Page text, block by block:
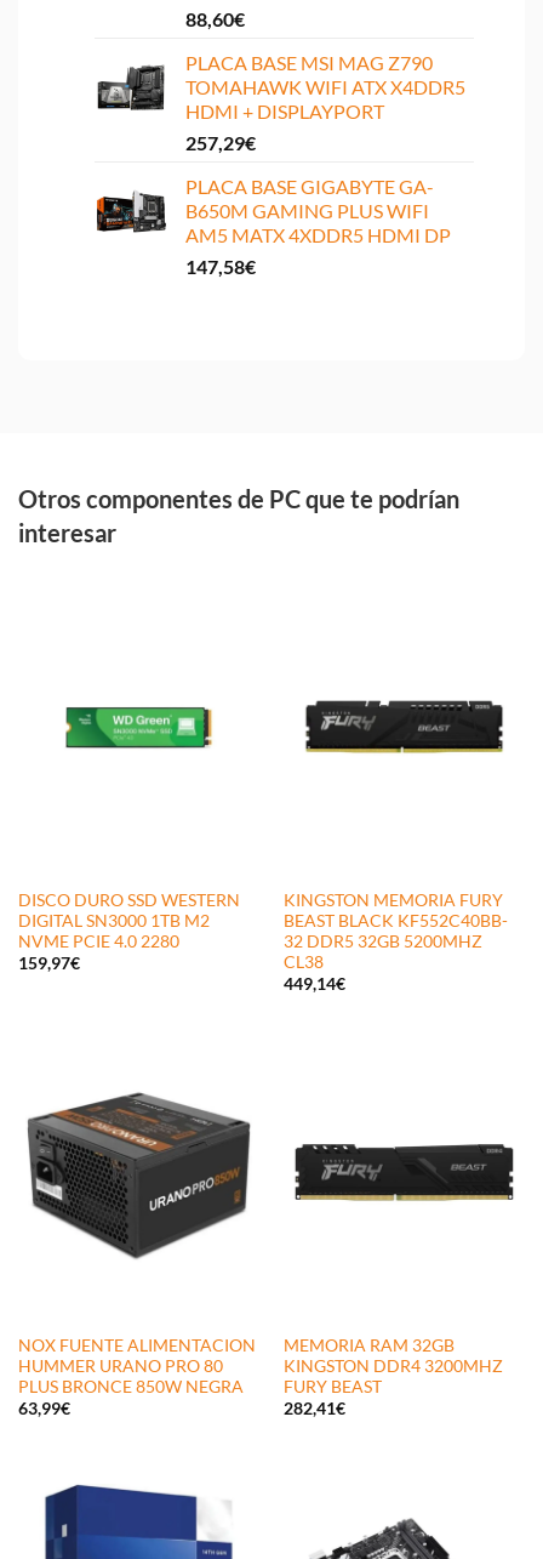
88,60€
PLACA BASE MSI MAG Z790
TOMAHAWK WIFI ATX X4DDR5
HDMI + DISPLAYPORT
257,29€
PLACA BASE GIGABYTE GA-
B650M GAMING PLUS WIFI
AM5 MATX 4XDDR5 HDMI DP
147,58€
Otros componentes de PC que te podrían
interesar
DISCO DURO SSD WESTERN
DIGITAL SN3000 1TB M2
NVME PCIE 4.0 2280
159,97€
KINGSTON MEMORIA FURY
BEAST BLACK KF552C40BB-
32 DDR5 32GB 5200MHZ
CL38
449,14€
NOX FUENTE ALIMENTACION
HUMMER URANO PRO 80
PLUS BRONCE 850W NEGRA
63,99€
MEMORIA RAM 32GB
KINGSTON DDR4 3200MHZ
FURY BEAST
282,41€